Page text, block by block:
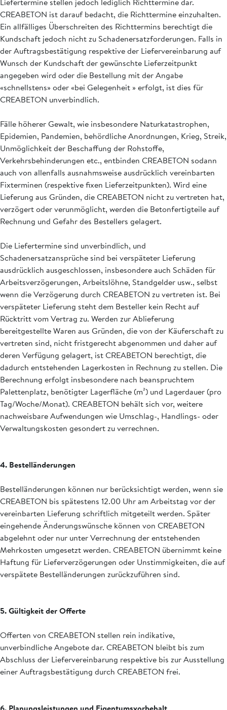
CREABETON ist darauf bedacht, die Richttermine einzuhalten.
Ein allfälliges Überschreiten des Richttermins berechtigt die
Kundschaft jedoch nicht zu Schadenersatzforderungen. Falls in
der Auftragsbestätigung respektive der Liefervereinbarung auf
Wunsch der Kundschaft der gewünschte Lieferzeitpunkt
angegeben wird oder die Bestellung mit der Angabe
«schnellstens» oder «bei Gelegenheit » erfolgt, ist dies für
CREABETON unverbindlich.
Fälle höherer Gewalt, wie insbesondere Naturkatastrophen,
Epidemien, Pandemien, behördliche Anordnungen, Krieg, Streik,
Unmöglichkeit der Beschaffung der Rohstoffe,
Verkehrsbehinderungen etc., entbinden CREABETON sodann
auch von allenfalls ausnahmsweise ausdrücklich vereinbarten
Fixterminen (respektive fixen Lieferzeitpunkten). Wird eine
Lieferung aus Gründen, die CREABETON nicht zu vertreten hat,
verzögert oder verunmöglicht, werden die Betonfertigteile auf
Rechnung und Gefahr des Bestellers gelagert.
Die Liefertermine sind unverbindlich, und
Schadenersatzansprüche sind bei verspäteter Lieferung
ausdrücklich ausgeschlossen, insbesondere auch Schäden für
Arbeitsverzögerungen, Arbeitslöhne, Standgelder usw., selbst
wenn die Verzögerung durch CREABETON zu vertreten ist. Bei
verspäteter Lieferung steht dem Besteller kein Recht auf
Rücktritt vom Vertrag zu. Werden zur Ablieferung
bereitgestellte Waren aus Gründen, die von der Käuferschaft zu
vertreten sind, nicht fristgerecht abgenommen und daher auf
deren Verfügung gelagert, ist CREABETON berechtigt, die
dadurch entstehenden Lagerkosten in Rechnung zu stellen. Die
Berechnung erfolgt insbesondere nach beanspruchtem
Palettenplatz, benötigter Lagerfläche (m²) und Lagerdauer (pro
Tag/Woche/Monat). CREABETON behält sich vor, weitere
nachweisbare Aufwendungen wie Umschlag-, Handlings- oder
Verwaltungskosten gesondert zu verrechnen.
4. Bestelländerungen
Bestelländerungen können nur berücksichtigt werden, wenn sie
CREABETON bis spätestens 12.00 Uhr am Arbeitstag vor der
vereinbarten Lieferung schriftlich mitgeteilt werden. Später
eingehende Änderungswünsche können von CREABETON
abgelehnt oder nur unter Verrechnung der entstehenden
Mehrkosten umgesetzt werden. CREABETON übernimmt keine
Haftung für Lieferverzögerungen oder Unstimmigkeiten, die auf
verspätete Bestelländerungen zurückzuführen sind.
5. Gültigkeit der Offerte
Offerten von CREABETON stellen rein indikative,
unverbindliche Angebote dar. CREABETON bleibt bis zum
Abschluss der Liefervereinbarung respektive bis zur Ausstellung
einer Auftragsbestätigung durch CREABETON frei.